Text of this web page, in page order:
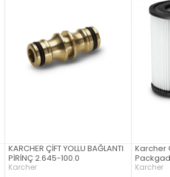
KARCHER ÇİFT YOLLU BAĞLANTI
PİRİNÇ 2.645-100.0
Karcher
Karcher
Packgad
Karcher